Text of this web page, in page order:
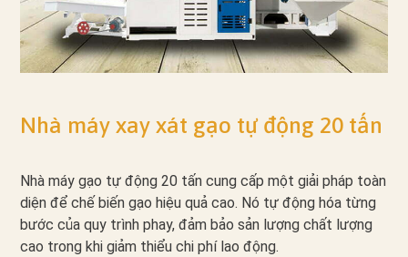
Nhà máy xay xát gạo tự động 20 tấn
Nhà máy gạo tự động 20 tấn cung cấp một giải pháp toàn
diện để chế biến gạo hiệu quả cao. Nó tự động hóa từng
bước của quy trình phay, đảm bảo sản lượng chất lượng
cao trong khi giảm thiểu chi phí lao động.